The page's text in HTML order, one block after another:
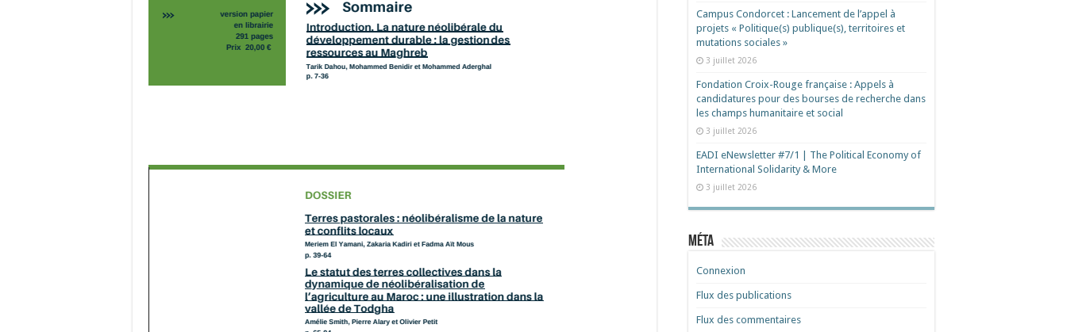
Campus Condorcet : Lancement de l’appel à
projets « Politique(s) publique(s), territoires et
mutations sociales »
3 juillet 2026
Fondation Croix-Rouge française : Appels à
candidatures pour des bourses de recherche dans
les champs humanitaire et social
3 juillet 2026
EADI eNewsletter #7/1 | The Political Economy of
International Solidarity & More
3 juillet 2026
Méta
Connexion
Flux des publications
Flux des commentaires